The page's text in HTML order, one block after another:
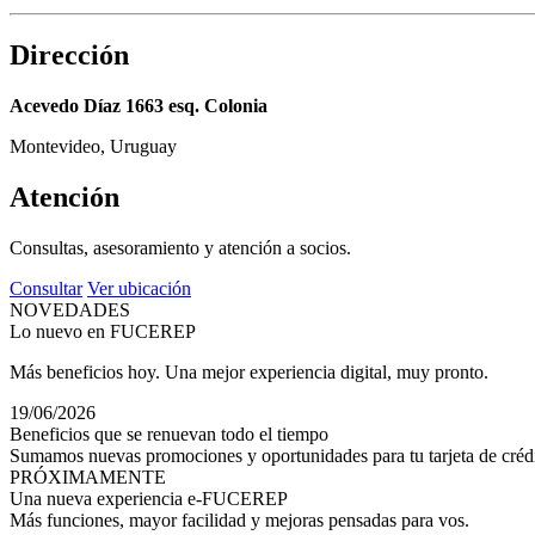
Dirección
Acevedo Díaz 1663 esq. Colonia
Montevideo, Uruguay
Atención
Consultas, asesoramiento y atención a socios.
Consultar Ver ubicación
NOVEDADES
Lo nuevo en FUCEREP
Más beneficios hoy. Una mejor experiencia digital, muy pronto.
19/06/2026
Beneficios que se renuevan todo el tiempo
Sumamos nuevas promociones y oportunidades para tu tarjeta de
PRÓXIMAMENTE
Una nueva experiencia e-FUCEREP
Más funciones, mayor facilidad y mejoras pensadas para vos.